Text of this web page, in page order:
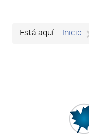
Está aquí: Inicio